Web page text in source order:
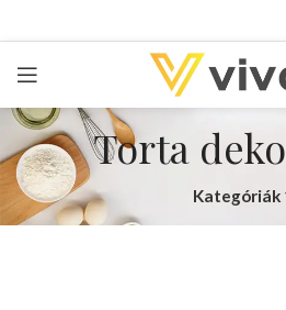
Torta
Kategóriák